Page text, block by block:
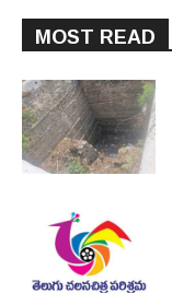
MOST READ